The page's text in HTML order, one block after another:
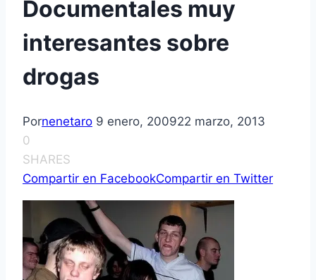
Documentales muy
interesantes sobre
drogas
Pornenetaro 9 enero, 200922 marzo, 2013
0
SHARES
Compartir en FacebookCompartir en Twitter